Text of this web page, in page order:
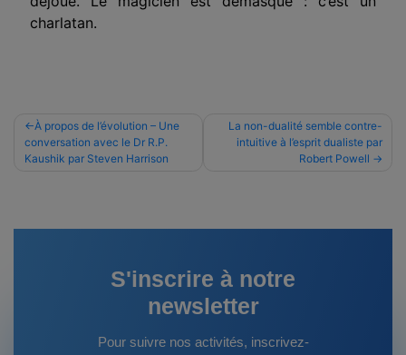
charlatan.
Navigation
de
À propos de l’évolution – Une
conversation avec le Dr R.P.
Kaushik par Steven Harrison
La non-dualité semble contre-
intuitive à l’esprit dualiste par
Robert Powell
S'inscrire à notre
newsletter
Pour suivre nos activités, inscrivez-